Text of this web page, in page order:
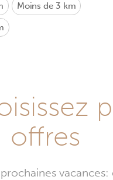
Moins de 3 km
offres